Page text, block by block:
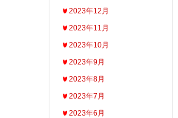
2023年12月
2023年11月
2023年10月
2023年9月
2023年8月
2023年7月
2023年6月